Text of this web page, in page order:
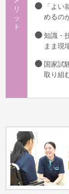
リ
ッ
ト
「よい
めるの
知識・
まま現
国家試
取り組